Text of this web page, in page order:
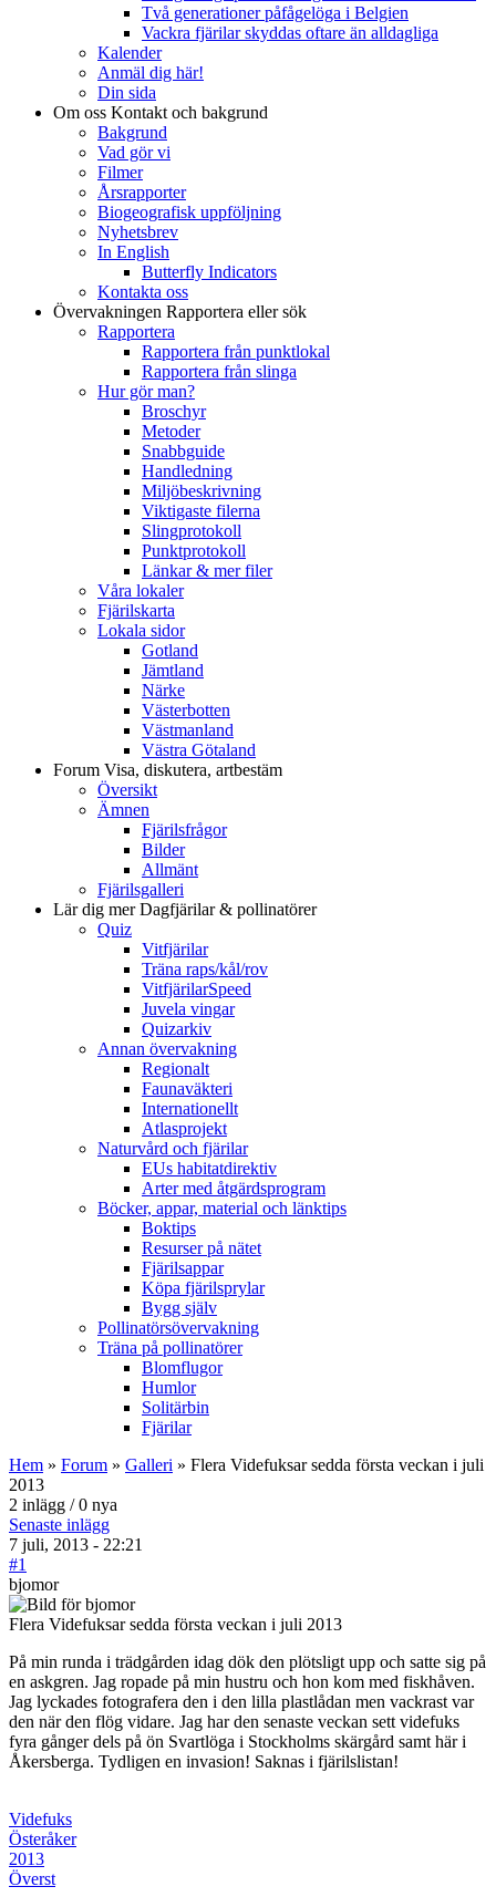
Två generationer påfågelöga i Belgien
Vackra fjärilar skyddas oftare än alldagliga
Kalender
Anmäl dig här!
Din sida
Om oss Kontakt och bakgrund
Bakgrund
Vad gör vi
Filmer
Årsrapporter
Biogeografisk uppföljning
Nyhetsbrev
In English
Butterfly Indicators
Kontakta oss
Övervakningen Rapportera eller sök
Rapportera
Rapportera från punktlokal
Rapportera från slinga
Hur gör man?
Broschyr
Metoder
Snabbguide
Handledning
Miljöbeskrivning
Viktigaste filerna
Slingprotokoll
Punktprotokoll
Länkar & mer filer
Våra lokaler
Fjärilskarta
Lokala sidor
Gotland
Jämtland
Närke
Västerbotten
Västmanland
Västra Götaland
Forum Visa, diskutera, artbestäm
Översikt
Ämnen
Fjärilsfrågor
Bilder
Allmänt
Fjärilsgalleri
Lär dig merDagfjärilar & pollinatörer
Quiz
Vitfjärilar
Träna raps/kål/rov
VitfjärilarSpeed
Juvela vingar
Quizarkiv
Annan övervakning
Regionalt
Faunaväkteri
Internationellt
Atlasprojekt
Naturvård och fjärilar
EUs habitatdirektiv
Arter med åtgärdsprogram
Böcker, appar, material och länktips
Boktips
Resurser på nätet
Fjärilsappar
Köpa fjärilsprylar
Bygg själv
Pollinatörsövervakning
Träna på pollinatörer
Blomflugor
Humlor
Solitärbin
Fjärilar
Hem » Forum » Galleri » Flera Videfuksar sedda första veckan i juli
2013
2 inlägg / 0 nya
Senaste inlägg
7 juli, 2013 - 22:21
#1
bjomor
Flera Videfuksar sedda första veckan i juli 2013
På min runda i trädgården idag dök den plötsligt upp och satte sig på
en askgren. Jag ropade på min hustru och hon kom med fiskhåven.
Jag lyckades fotografera den i den lilla plastlådan men vackrast var
den när den flög vidare. Jag har den senaste veckan sett videfuks
fyra gånger dels på ön Svartlöga i Stockholms skärgård samt här i
Åkersberga. Tydligen en invasion! Saknas i fjärilslistan!
Videfuks
Österåker
2013
Överst